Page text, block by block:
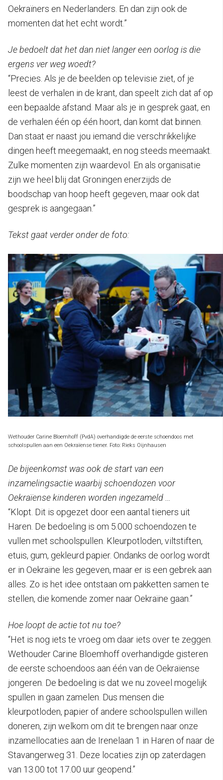
Oekraïners en Nederlanders. En dan zijn ook de
momenten dat het echt wordt.”
Je bedoelt dat het dan niet langer een oorlog is die
ergens ver weg woedt?
“Precies. Als je de beelden op televisie ziet, of je
leest de verhalen in de krant, dan speelt zich dat af op
een bepaalde afstand. Maar als je in gesprek gaat, en
de verhalen één op één hoort, dan komt dat binnen.
Dan staat er naast jou iemand die verschrikkelijke
dingen heeft meegemaakt, en nog steeds meemaakt.
Zulke momenten zijn waardevol. En als organisatie
zijn we heel blij dat Groningen enerzijds de
boodschap van hoop heeft gegeven, maar ook dat
gesprek is aangegaan.”
Tekst gaat verder onder de foto:
Wethouder Carine Bloemhoff (PvdA) overhandigde de eerste schoendoos met
schoolspullen aan een Oekraïense tiener. Foto: Rieks Oijnhausen
De bijeenkomst was ook de start van een
inzamelingsactie waarbij schoendozen voor
Oekraïense kinderen worden ingezameld …
“Klopt. Dit is opgezet door een aantal tieners uit
Haren. De bedoeling is om 5.000 schoendozen te
vullen met schoolspullen. Kleurpotloden, viltstiften,
etuis, gum, gekleurd papier. Ondanks de oorlog wordt
er in Oekraïne les gegeven, maar er is een gebrek aan
alles. Zo is het idee ontstaan om pakketten samen te
stellen, die komende zomer naar Oekraïne gaan.”
Hoe loopt de actie tot nu toe?
“Het is nog iets te vroeg om daar iets over te zeggen.
Wethouder Carine Bloemhoff overhandigde gisteren
de eerste schoendoos aan één van de Oekraïense
jongeren. De bedoeling is dat we nu zoveel mogelijk
spullen in gaan zamelen. Dus mensen die
kleurpotloden, papier of andere schoolspullen willen
doneren, zijn welkom om dit te brengen naar onze
inzamellocaties aan de Irenelaan 1 in Haren of naar de
Stavangerweg 31. Deze locaties zijn op zaterdagen
van 13.00 tot 17.00 uur geopend.”